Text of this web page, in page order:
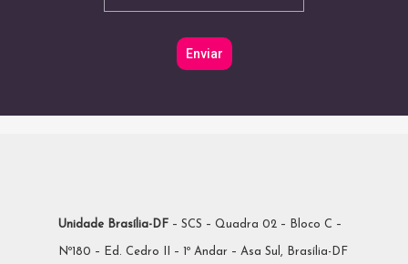
Unidade Brasília-DF – SCS – Quadra 02 – Bloco C –
Nº180 – Ed. Cedro II – 1º Andar – Asa Sul, Brasília-DF